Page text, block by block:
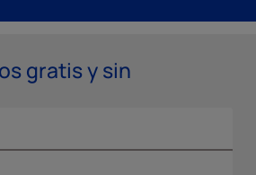
gratis y sin